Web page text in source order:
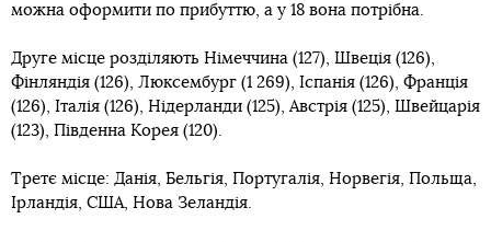
можна оформити по прибуттю, а у 18 вона потрібна.
Друге місце розділяють Німеччина (127), Швеція (126),
Фінляндія (126), Люксембург (1 269), Іспанія (126), Франція
(126), Італія (126), Нідерланди (125), Австрія (125), Швейцарія
(123), Південна Корея (120).
Третє місце: Данія, Бельгія, Португалія, Норвегія, Польща,
Ірландія, США, Нова Зеландія.